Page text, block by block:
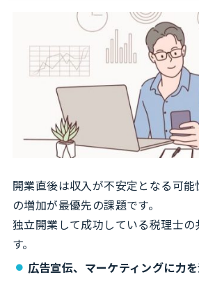
開業直後は収入が不安定となる可
の増加が最優先の課題です。
独立開業して成功している税理士
す。
広告宣伝、マーケティングに力